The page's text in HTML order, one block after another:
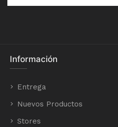
Información
Entrega
Nuevos Productos
Stores